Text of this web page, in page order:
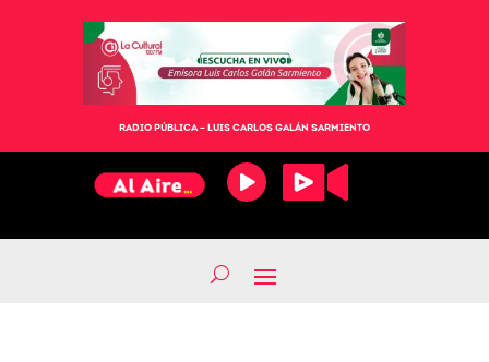
RADIO PÚBLICA – LUIS CARLOS GALÁN SARMIENTO